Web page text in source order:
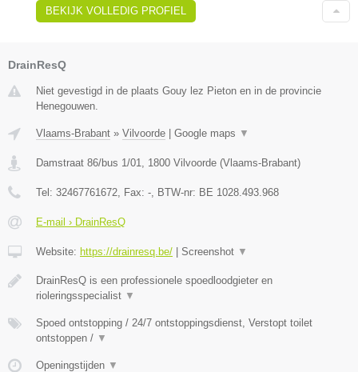
BEKIJK VOLLEDIG PROFIEL
DrainResQ
Niet gevestigd in de plaats Gouy lez Pieton en in de provincie
Henegouwen.
Vlaams-Brabant » Vilvoorde | Google maps ▼
Damstraat 86/bus 1/01 1800 Vilvoorde (Vlaams-Brabant)
Tel: 32467761672 , Fax: - , BTW-nr: BE 1028.493.968
E-mail › DrainResQ
Website: https://drainresq.be/ | Screenshot ▼
DrainResQ is een professionele spoedloodgieter en
rioleringsspecialist ▼
Spoed ontstopping / 24/7 ontstoppingsdienst, Verstopt toilet
ontstoppen / ▼
Openingstijden ▼